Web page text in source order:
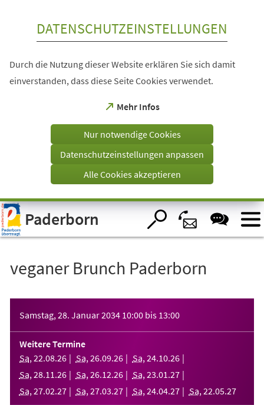
Visuelle
Assistenzsoftware
öffnen.
DATENSCHUTZEINSTELLUNGEN
Durch die Nutzung dieser Website erklären Sie sich damit
einverstanden, dass diese Seite Cookies verwendet.
Mehr Infos
(Öffnet
einem
Tab)
Nur notwendige Cookies
Datenschutzeinstellungen anpassen
Alle Cookies akzeptieren
Paderborn
veganer Brunch Paderborn
Samstag, 28. Januar 2034 10:00 bis 13:00
Weitere Termine
Sa, 22.08.26 Sa, 26.09.26 Sa, 24.10.26
Sa, 28.11 .26 Sa, 26.12.26 Sa, 23.01 .27
Sa, 27.02.27 Sa, 27.03.27 Sa, 24.04.27 Sa, 22.05.27